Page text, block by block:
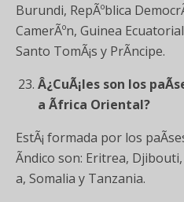
Burundi, RepÃºblica
CamerÃºn, Guinea
Santo TomÃ¡s y PrÃ­ncipe.
Â¿CuÃ¡les son los
a Ãfrica Oriental?
EstÃ¡ formada por los
Ãndico son: Eritrea,
a, Somalia y Tanzania.